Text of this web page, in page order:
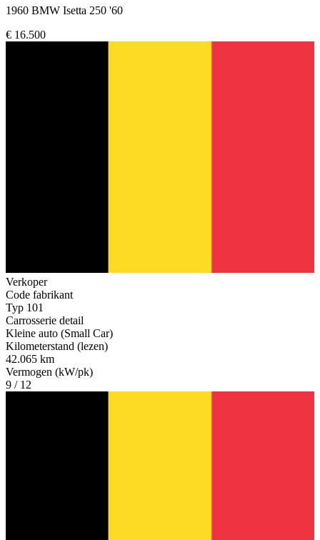
1960 BMW Isetta 250 '60
€ 16.500
Verkoper
Code fabrikant
Typ 101
Carrosserie detail
Kleine auto (Small Car)
Kilometerstand (lezen)
42.065 km
Vermogen (kW/pk)
9 / 12